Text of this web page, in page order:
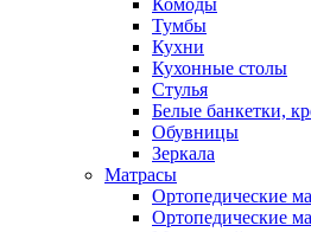
Комоды
Тумбы
Кухни
Кухонные столы
Стулья
Белые банкетки,
Обувницы
Зеркала
Матрасы
Ортопедические
Ортопедические